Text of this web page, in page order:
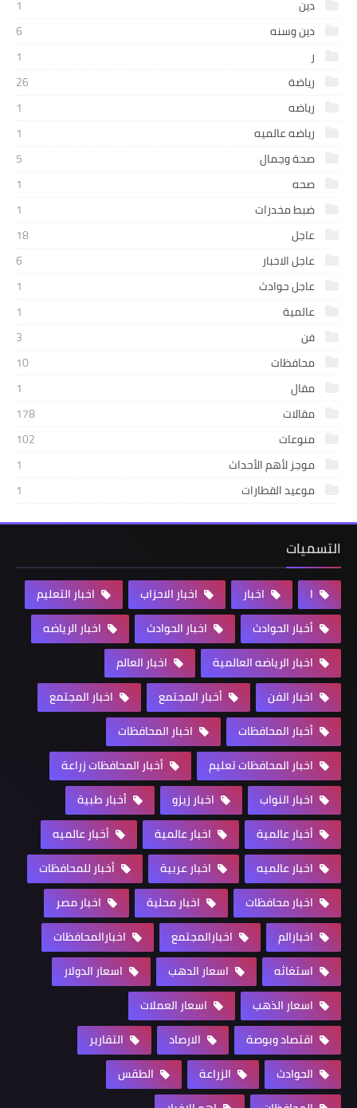
دين
1
دين وسنه
6
ر
1
رياضة
26
رياضه
1
رياضه عالميه
1
صحة وجمال
5
صحه
1
ضبط مخدرات
1
عاجل
18
عاجل الاخبار
6
عاجل حوادث
1
عالمية
1
فن
3
محافظات
10
مقال
1
مقالات
178
منوعات
102
موجز لأهم الأحداث
1
موعيد القطارات
1
التسميات
ا اخبار اخبار الاحزاب
اخبار التعليم
أخبار الحوادث
اخبار الحوادث
اخبار الرياضه
اخبار الرياضه العالمية
اخبار العالم
اخبار الفن
أخبار المجتمع
اخبار المجتمع
أخبار المحافظات
اخبار المحافظات
اخبار المحافظات تعليم
أخبار المحافظات زراعة
اخبار النواب
اخبار زيزو
أخبار طبية
أخبار عالمية
اخبار عالمية
أخبار عالميه
اخبار عالميه
اخبار عربية
أخبار للمحافظات
اخبار محافظات
اخبار محلية
اخبار مصر
اخبارالم
اخبارالمجتمع
اخبارالمحافظات
استغاثه
اسعار الدهب
اسعار الدولار
اسعار الذهب
اسعار العملات
اقتصاد وبوصة
الارصاد
التقارير
الحوادث
الزراعة
الطقس